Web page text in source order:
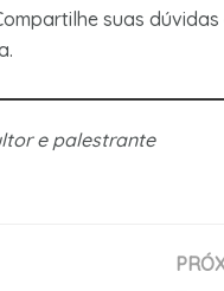
suas
e palestrante